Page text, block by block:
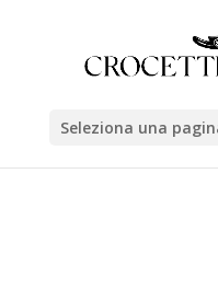
Seleziona una